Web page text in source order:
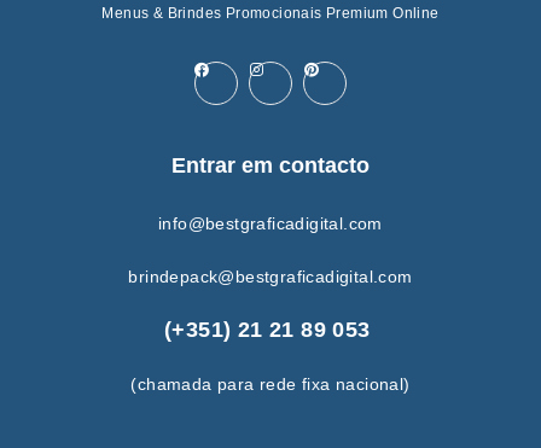
Menus & Brindes Promocionais Premium Online
Entrar em contacto
info@bestgraficadigital.com
brindepack@bestgraficadigital.com
(+351) 21 21 89 053
(chamada para rede fixa nacional)